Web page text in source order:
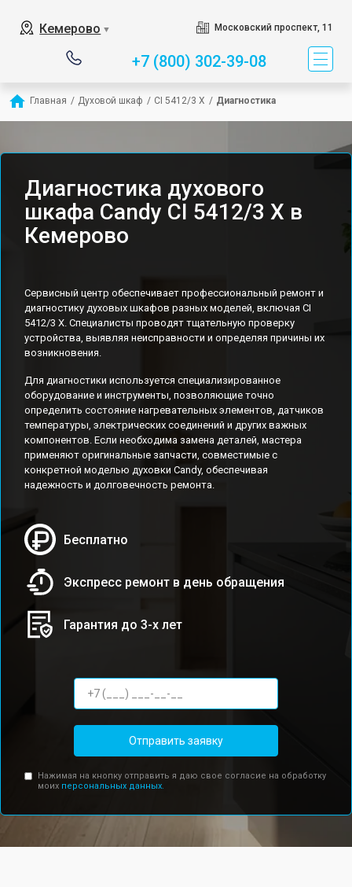
Кемерово ▼ Московский проспект, 11
+7 (800) 302-39-08
Главная / Духовой шкаф / CI 5412/3 X / Диагностика
Диагностика духового
шкафа Candy CI 5412/3 X в
Кемерово
Сервисный центр обеспечивает профессиональный ремонт и
диагностику духовых шкафов разных моделей, включая CI
5412/3 X. Специалисты проводят тщательную проверку
устройства, выявляя неисправности и определяя причины их
возникновения.
Для диагностики используется специализированное
оборудование и инструменты, позволяющие точно
определить состояние нагревательных элементов, датчиков
температуры, электрических соединений и других важных
компонентов. Если необходима замена деталей, мастера
применяют оригинальные запчасти, совместимые с
конкретной моделью духовки Candy, обеспечивая
надежность и долговечность ремонта.
Бесплатно
Экспресс ремонт в день обращения
Гарантия до 3-х лет
Отправить заявку
Нажимая на кнопку отправить я даю свое согласие на обработку
моих персональных данных.